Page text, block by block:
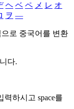
ヘ ベ ペ メ レ オ
ヲ ―
로 중국어를 변환
다.
력하시고 space를